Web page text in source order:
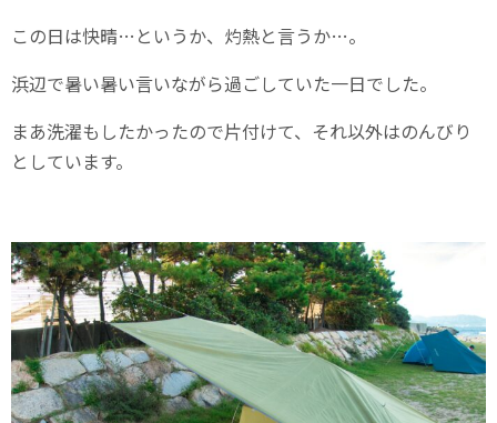
この日は快晴…というか、灼熱と言うか…。
浜辺で暑い暑い言いながら過ごしていた一日でした。
まあ洗濯もしたかったので片付けて、それ以外はのんびり
としています。